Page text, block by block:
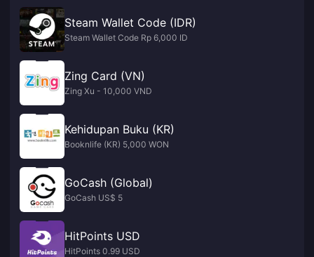
Steam Wallet Code (IDR)
Steam Wallet Code Rp 6,000 ID
Zing Card (VN)
Zing Xu - 10,000 VND
Kehidupan Buku (KR)
Booknlife (KR) 5,000 WON
GoCash (Global)
GoCash US$ 5
HitPoints USD
HitPoints 0.99 USD